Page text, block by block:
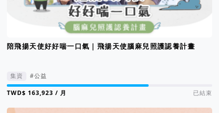
陪飛揚天使好好喘一口氣｜飛揚天使腦麻兒照護認養計畫
集資 #公益
集資進度 69%
/ 月 已結束